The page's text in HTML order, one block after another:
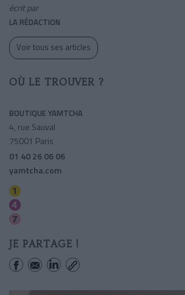
écrit par
LA RÉDACTION
Voir tous ses articles
OÙ LE TROUVER ?
BOUTIQUE YAMTCHA
4, rue Sauval
75001 Paris
01 40 26 06 06
yamtcha.com
JE PARTAGE !